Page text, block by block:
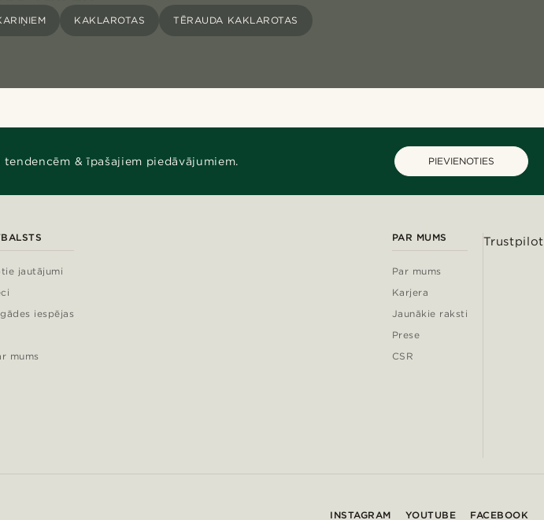
KAKLAROTAS TĒRAUDA KAKLAROTAS
& īpašajiem piedāvājumiem. PIEVIENOTIES
jautājumi
iespējas
mums
PAR MUMS
Par mums
Karjera
Jaunākie raksti
Prese
CSR
Trustpilot
INSTAGRAM YOUTUBE FACEBOOK